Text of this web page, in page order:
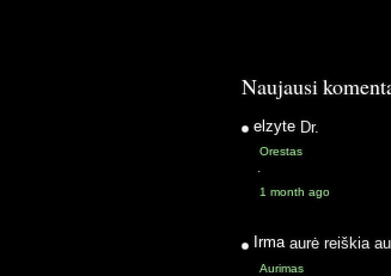
Naujausi
elzyte Dr.
Orestas
·
1 month ago
Irma aurė reiškia
Aurimas